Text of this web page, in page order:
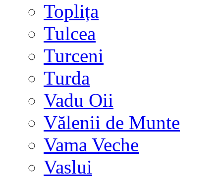
Toplița
Tulcea
Turceni
Turda
Vadu Oii
Vălenii de Munte
Vama Veche
Vaslui